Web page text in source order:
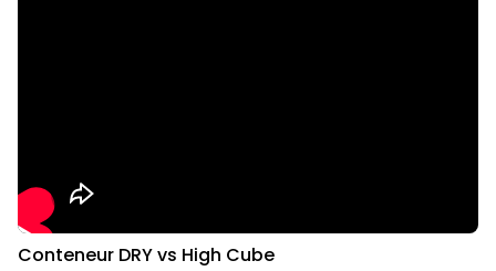
Conteneur DRY vs High Cube